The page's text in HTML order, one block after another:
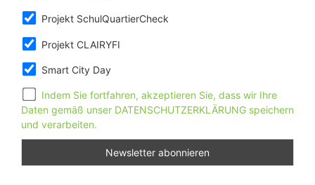
Projekt SchulQuartierCheck
Projekt CLAIRYFI
Smart City Day
Indem Sie fortfahren, akzeptieren Sie, dass wir Ihre
Daten gemäß unser DATENSCHUTZERKLÄRUNG speichern
und verarbeiten.